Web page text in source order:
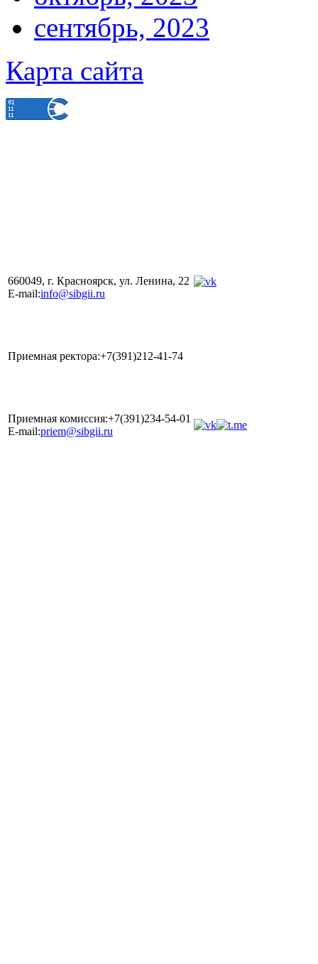
сентябрь, 2023
Карта сайта
660049, г. Красноярск, ул. Ленина, 22
E-mail:info@sibgii.ru
Приемная ректора:+7(391)212-41-74
Приемная комиссия:+7(391)234-54-01
E-mail:priem@sibgii.ru